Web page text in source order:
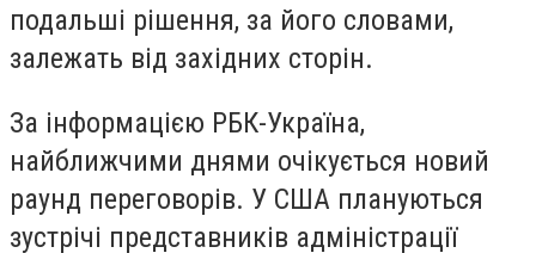
подальші рішення, за його словами,
залежать від західних сторін.
За інформацією РБК-Україна,
найближчими днями очікується новий
раунд переговорів. У США плануються
зустрічі представників адміністрації